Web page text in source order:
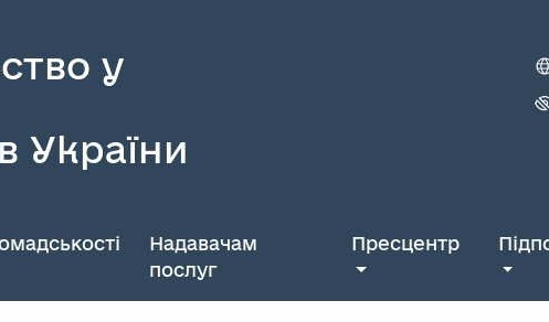
у
України
Надавачам
послуг
Пресцентр